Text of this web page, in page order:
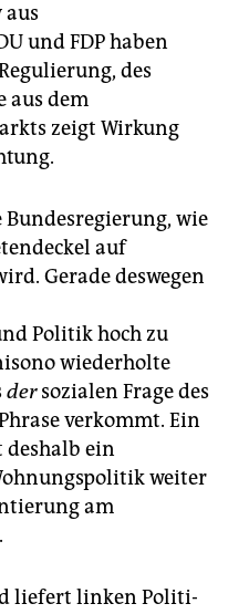
und FDP haben
des
aus dem
zeigt Wirkung
Bundesregierung, wie
auf
Gerade deswegen
Politik hoch zu
wiederholte
dersozialen Frage des
verkommt. Ein
deshalb ein
weiter
am
liefert linken Po­li­ti­